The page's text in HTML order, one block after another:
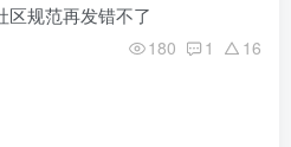
区规范再发错不了
180 1 16